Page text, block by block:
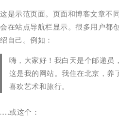
这是示范页面。页面和博客文章不
会在站点导航栏显示。很多用户都
绍自己。例如：
嗨，大家好！我白天是个邮递员
这是我的网站。我住在北京，养
喜欢艺术和旅行。
……或这个：